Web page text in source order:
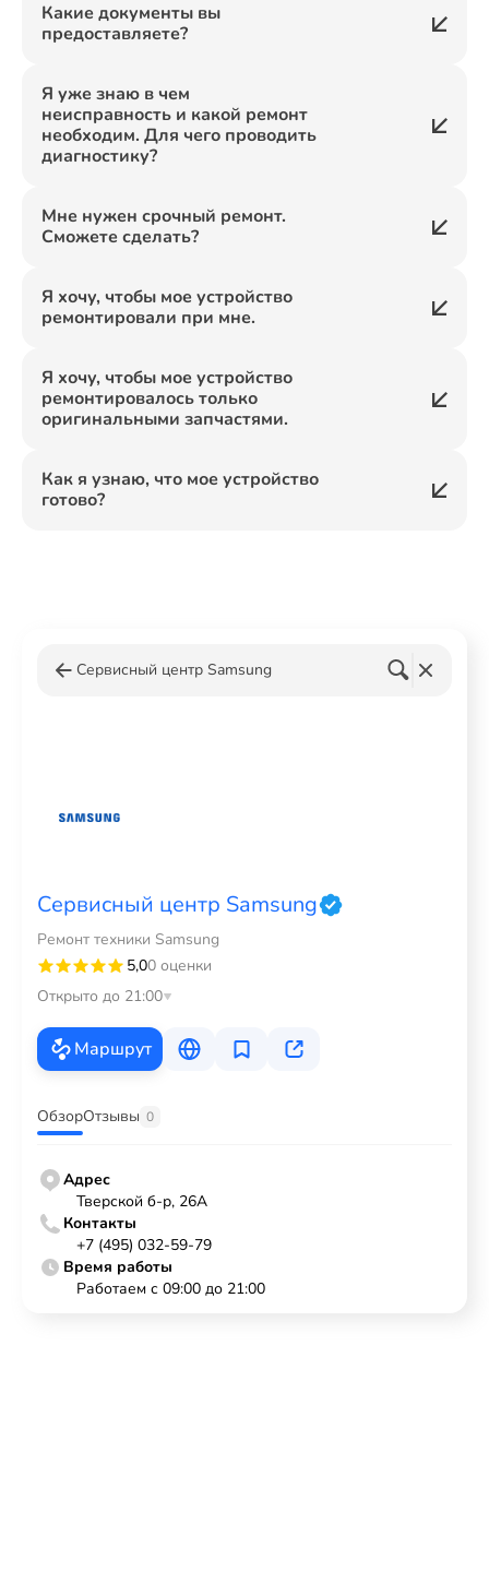
Какие документы вы
предоставляете?
Я уже знаю в чем
неисправность и какой ремонт
необходим. Для чего проводить
диагностику?
Мне нужен срочный ремонт.
Сможете сделать?
Я хочу, чтобы мое устройство
ремонтировали при мне.
Я хочу, чтобы мое устройство
ремонтировалось только
оригинальными запчастями.
Как я узнаю, что мое устройство
готово?
Сервисный центр Samsung
Сервисный центр Samsung
Ремонт техники Samsung
5,00 оценки
Открыто до 21:00
Маршрут
ОбзорОтзывы 0
Адрес
Тверской б-р, 26А
Контакты
+7 (495) 032-59-79
Время работы
Работаем с 09:00 до 21:00